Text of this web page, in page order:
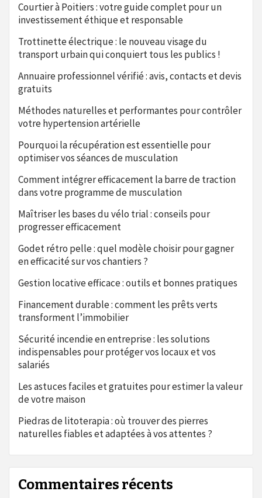
Courtier à Poitiers : votre guide complet pour un
investissement éthique et responsable
Trottinette électrique : le nouveau visage du
transport urbain qui conquiert tous les publics !
Annuaire professionnel vérifié : avis, contacts et devis
gratuits
Méthodes naturelles et performantes pour contrôler
votre hypertension artérielle
Pourquoi la récupération est essentielle pour
optimiser vos séances de musculation
Comment intégrer efficacement la barre de traction
dans votre programme de musculation
Maîtriser les bases du vélo trial : conseils pour
progresser efficacement
Godet rétro pelle : quel modèle choisir pour gagner
en efficacité sur vos chantiers ?
Gestion locative efficace : outils et bonnes pratiques
Financement durable : comment les prêts verts
transforment l’immobilier
Sécurité incendie en entreprise : les solutions
indispensables pour protéger vos locaux et vos
salariés
Les astuces faciles et gratuites pour estimer la valeur
de votre maison
Piedras de litoterapia : où trouver des pierres
naturelles fiables et adaptées à vos attentes ?
Commentaires récents